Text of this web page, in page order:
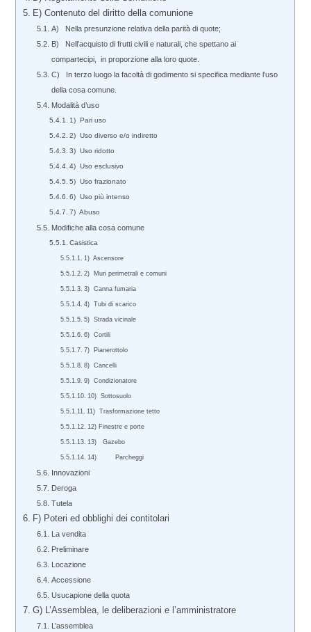
E) Contenuto del diritto della comunione
A) Nella presunzione relativa della parità di quote;
B) Nell’acquisto di frutti civili e naturali, che spettano ai
compartecipi, in proporzione alla loro quote.
C) In terzo luogo la facoltà di godimento si specifica mediante l’uso
della cosa comune.
Modalità d’uso
1) Pari uso
2) Uso diverso e/o indiretto
3) Uso ridotto
4) Uso esclusivo
5) Uso frazionato
6) Uso più intenso
7) Abuso
Modifiche alla cosa comune
Casistica
1) Ascensore
2) Muri perimetrali e comuni
3) Canna fumaria
4) Tubi di scarico
5) Strada vicinale
6) Cortili
7) Pianerottolo
8) Cancelli
9) Condizionatore
10) Sottosuolo
11) Trasformazione tetto
12) Finestre e porte
13) Gazebo
14) Parcheggi
Innovazioni
Deroga
Tutela
F) Poteri ed obblighi dei contitolari
La vendita
Preliminare
Locazione
Accessione
Usucapione della quota
G) L’Assemblea, le deliberazioni e l’amministratore
L’assemblea